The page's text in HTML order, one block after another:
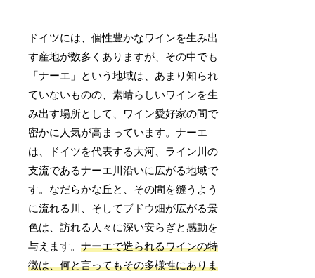
ドイツには、個性豊かなワインを生み出
す産地が数多くありますが、その中でも
「ナーエ」という地域は、あまり知られ
ていないものの、素晴らしいワインを生
み出す場所として、ワイン愛好家の間で
密かに人気が高まっています。ナーエ
は、ドイツを代表する大河、ライン川の
支流であるナーエ川沿いに広がる地域で
す。なだらかな丘と、その間を縫うよう
に流れる川、そしてブドウ畑が広がる景
色は、訪れる人々に深い安らぎと感動を
与えます。ナーエで造られるワインの特
徴は、何と言ってもその多様性にありま